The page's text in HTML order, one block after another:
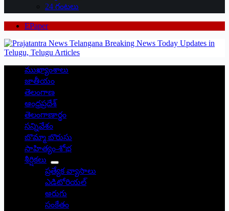
24 గంటలు
EPaper
ముఖ్యాంశాలు
జాతీయం
తెలంగాణ
ఆంధ్రప్రదేశ్
తెలంగాణార్థం
సన్నివేశం
బొమ్మా బొరుసు
సాహిత్యం-శోభ
శీర్షికలు
ప్రత్యేక వ్యాసాలు
ఎడిటోరియల్
అరుగు
సంకేతం